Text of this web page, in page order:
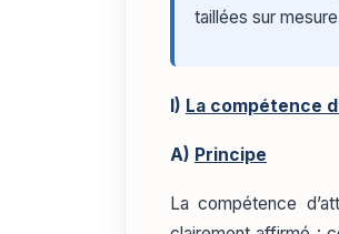
taillées sur
I) La compétence
A) Principe
La compétence